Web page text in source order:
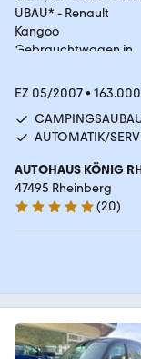
EZ 05/2007•
AUTOMATIK/
AUTOHAUS KÖNIG
47495 Rheinberg
4.9 Sterne
(20)